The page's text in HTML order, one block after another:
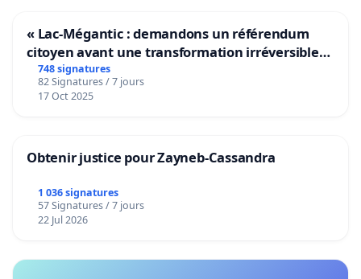
« Lac-Mégantic : demandons un référendum
citoyen avant une transformation irréversible
de notre territoire »
748 signatures
82 Signatures / 7 jours
17 Oct 2025
Obtenir justice pour Zayneb-Cassandra
1 036 signatures
57 Signatures / 7 jours
22 Jul 2026